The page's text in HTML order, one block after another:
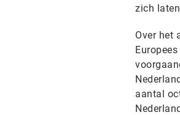
zich
Over het
aantal